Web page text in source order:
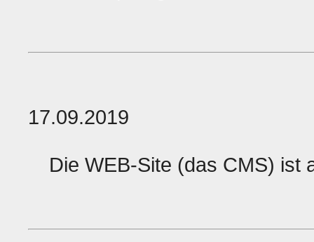
17.09.2019
Die WEB-Site (das CMS) ist